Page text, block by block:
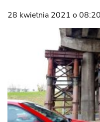
28 kwietnia 2021 o 08:20